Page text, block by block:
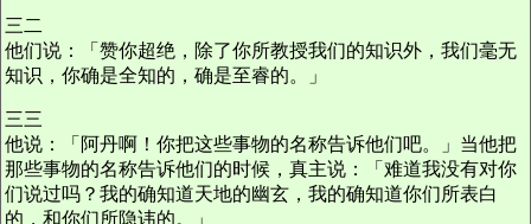
三二
他们说：「赞你超绝，除了你所教授我们的知识外，我们毫无
知识，你确是全知的，确是至睿的。」
三三
他说：「阿丹啊！你把这些事物的名称告诉他们吧。」当他把
那些事物的名称告诉他们的时候，真主说：「难道我没有对你
们说过吗？我的确知道天地的幽玄，我的确知道你们所表白
的，和你们所隐讳的。」